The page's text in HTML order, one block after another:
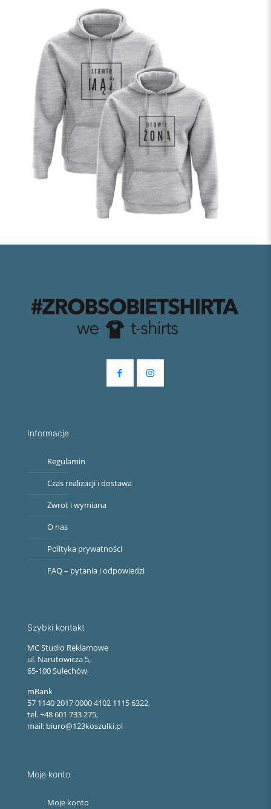
Informacje
Regulamin
Czas realizacji i dostawa
Zwrot i wymiana
O nas
Polityka prywatności
FAQ – pytania i odpowiedzi
Szybki kontakt
MC Studio Reklamowe
ul. Narutowicza 5,
65-100 Sulechów,
mBank
57 1140 2017 0000 4102 1115 6322,
tel. +48 601 733 275,
mail: biuro@123koszulki.pl
Moje konto
Moje konto